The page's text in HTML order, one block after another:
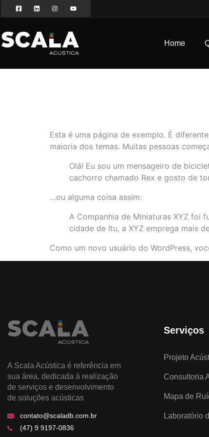
Home
Esta é uma página de exemplo. É
maioria dos temas. Muitas pessoas
Olá! Eu sou um mensageiro de
cachorro chamado Rex e gosto de
…ou alguma coisa assim:
A Companhia de Miniaturas XYZ foi
cidade de Itu, a XYZ emprega mais
Como um novo usuário do WordPress,
A Scala Acústica é referência em
sua área, dedicada à realização
de serviços e desenvolvimento
de soluções acústicas
contato@scaladb.com.br
(47) 9 9197-0836
Serviços
Projeto
Consultoria
Mapa de
Laboratório
Home
Tecnologia
Conteúdos